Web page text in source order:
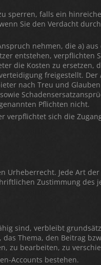
falls ein
Sie den Verdacht
nehmen, die a)
entstehen, verpflichten
die Kosten zu ersetzen,
freigestellt.
nach Treu und
Pflichten nicht.
verpflichtet sich die
Jede Art
Zustimmung des
sind, verbleibt
Thema, den Beitrag
zu bearbeiten, zu
Accounts bestehen.